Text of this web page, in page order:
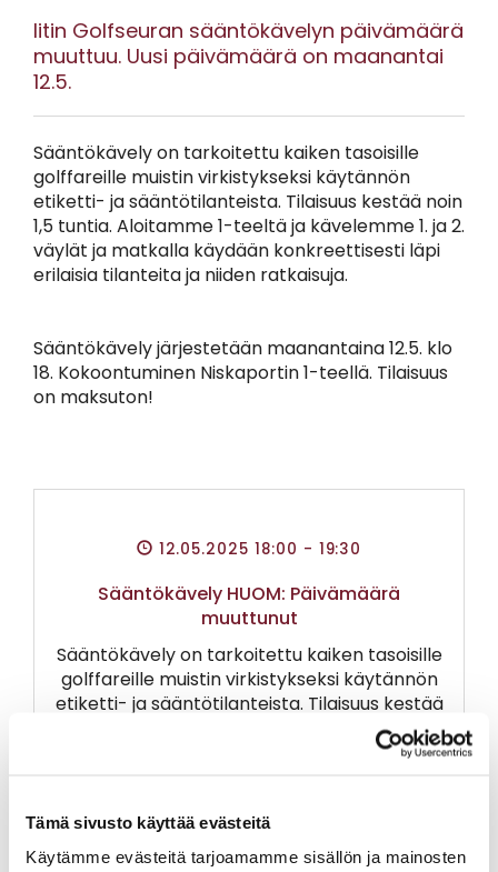
Tämä sivusto käyttää evästeitä
Käytämme evästeitä tarjoamamme sisällön ja mainosten
Iitin Golfseuran sääntökävelyn päivämäärä
muuttuu. Uusi päivämäärä on maanantai
12.5.
Sääntökävely on tarkoitettu kaiken tasoisille
golffareille muistin virkistykseksi käytännön
etiketti- ja sääntötilanteista. Tilaisuus kestää noin
1,5 tuntia. Aloitamme 1-teeltä ja kävelemme 1. ja 2.
väylät ja matkalla käydään konkreettisesti läpi
erilaisia tilanteita ja niiden ratkaisuja.
Sääntökävely järjestetään maanantaina 12.5. klo
18. Kokoontuminen Niskaportin 1-teellä. Tilaisuus
on maksuton!
12.05.2025 18:00 - 19:30
Sääntökävely HUOM: Päivämäärä
muuttunut
Sääntökävely on tarkoitettu kaiken tasoisille
golffareille muistin virkistykseksi käytännön
etiketti- ja sääntötilanteista. Tilaisuus kestää
noin 1,5 tuntia. Aloitamme 1-teeltä ja
kävelemme 1. ja 2. väylät ja matkalla käydään